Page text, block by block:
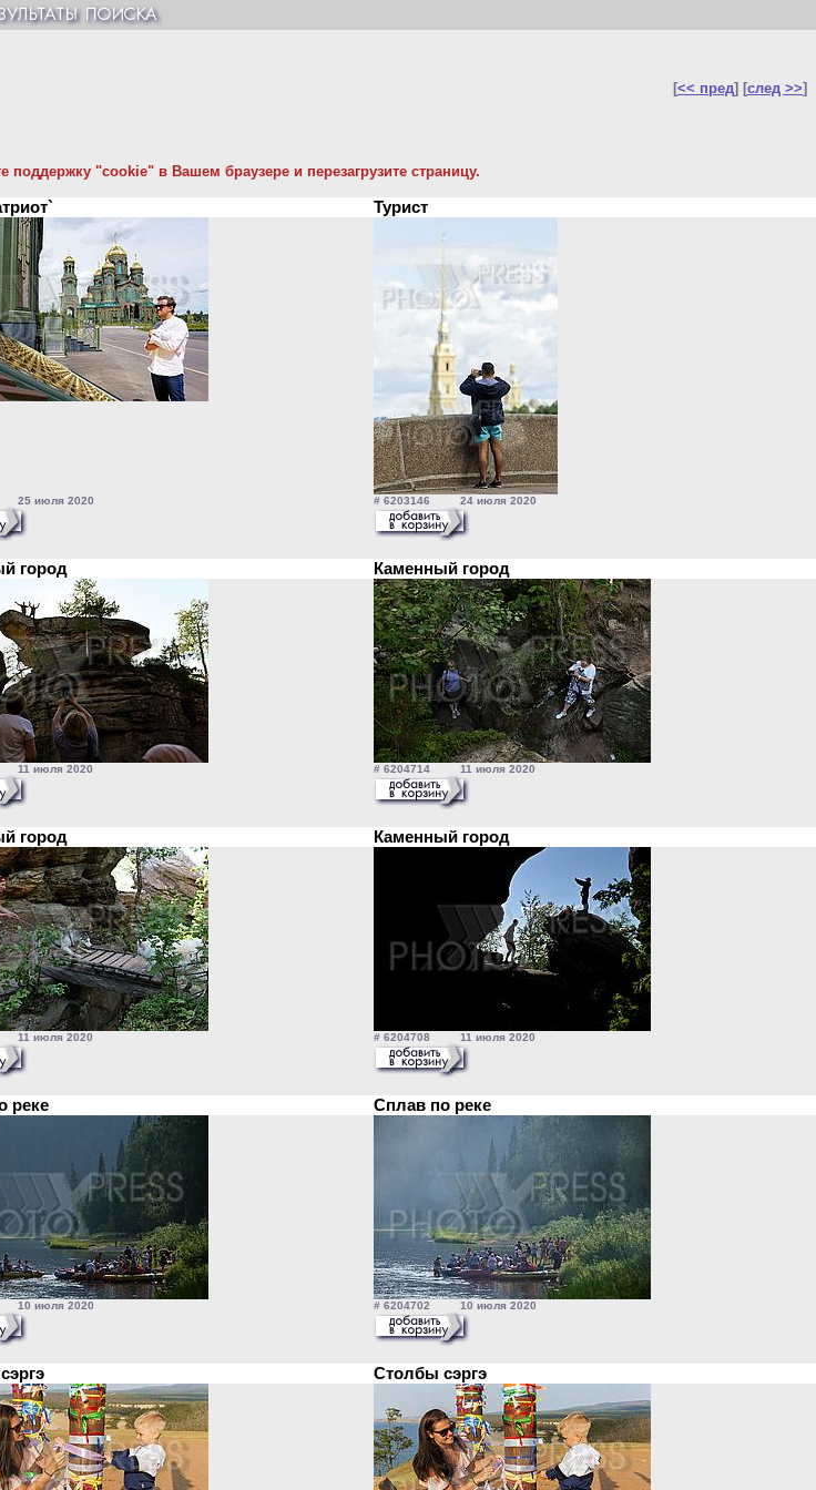
[<< пред] [след >>]
"cookie" в Вашем браузере и перезагрузите страницу.
Турист
25 июля 2020 # 6203146 24 июля 2020
город Каменный город
11 июля 2020 # 6204714 11 июля 2020
город Каменный город
11 июля 2020 # 6204708 11 июля 2020
реке Сплав по реке
10 июля 2020 # 6204702 10 июля 2020
Столбы сэргэ